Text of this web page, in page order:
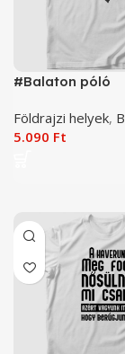
#Balaton póló
Földrajzi helyek,
5.090 Ft